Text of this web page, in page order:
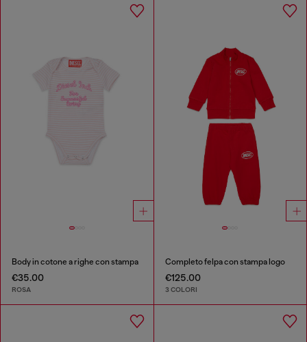
Body in cotone a righe con stampa
€35.00
ROSA
Completo felpa con stampa logo
€125.00
3 COLORI